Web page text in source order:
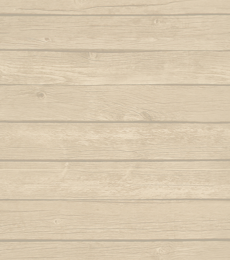
Autor : Instrutor Morcego (Capoeira
Luanda)
Berimbau de Bimba
Autor : Mestre Elias
Berimbau falou
Autor : Graduado Voador (Capoeira Nagô)
Berimbau mandou se benzer
Autor : Boa Voz (Abada)
Berimbau tocou
Cade meu espinho de laranjeira
Autor : Profesor Pretinho (Abada)
Camafeu (Samba no mar)
Capineiro de ioiô
Capoeira a mais bela é você
Autor : Mestre Torneiro Cantando
Capoeira da Africa
Oi sim sim
Ola ola
Autor :
Autor :
Autor : Mestre
Pra jogar
Música: